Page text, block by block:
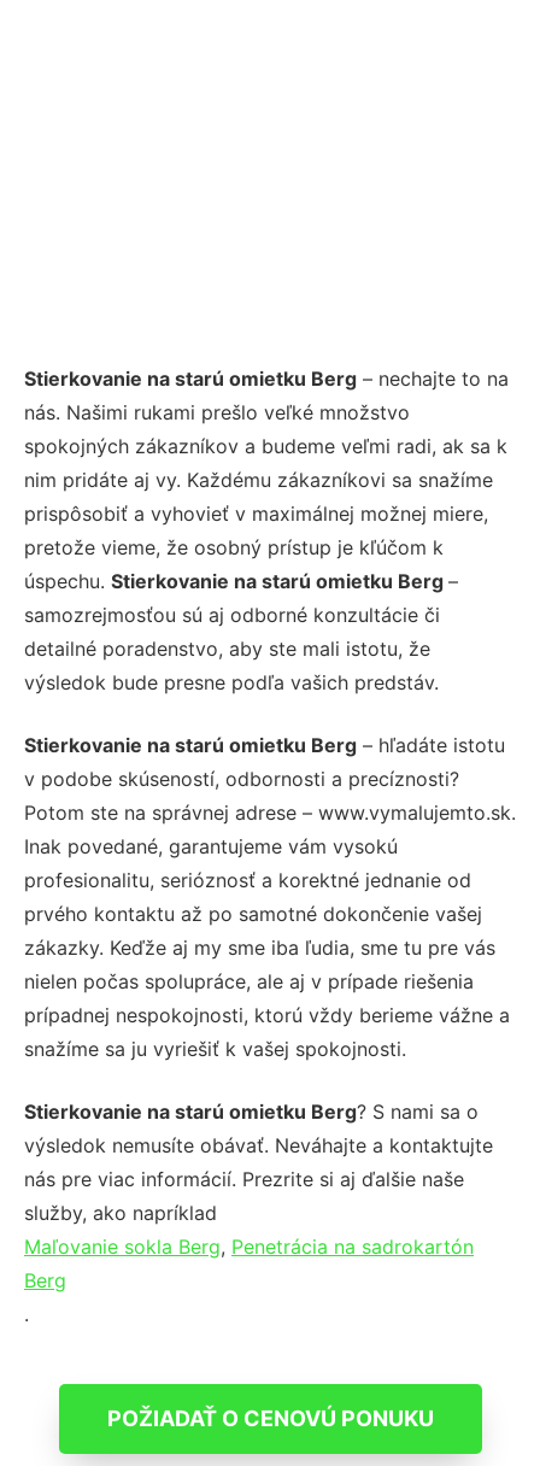
Stierkovanie na starú omietku Berg – nechajte to na
nás. Našimi rukami prešlo veľké množstvo
spokojných zákazníkov a budeme veľmi radi, ak sa k
nim pridáte aj vy. Každému zákazníkovi sa snažíme
prispôsobiť a vyhovieť v maximálnej možnej miere,
pretože vieme, že osobný prístup je kľúčom k
úspechu. Stierkovanie na starú omietku Berg –
samozrejmosťou sú aj odborné konzultácie či
detailné poradenstvo, aby ste mali istotu, že
výsledok bude presne podľa vašich predstáv.
Stierkovanie na starú omietku Berg – hľadáte istotu
v podobe skúseností, odbornosti a precíznosti?
Potom ste na správnej adrese – www.vymalujemto.sk.
Inak povedané, garantujeme vám vysokú
profesionalitu, serióznosť a korektné jednanie od
prvého kontaktu až po samotné dokončenie vašej
zákazky. Keďže aj my sme iba ľudia, sme tu pre vás
nielen počas spolupráce, ale aj v prípade riešenia
prípadnej nespokojnosti, ktorú vždy berieme vážne a
snažíme sa ju vyriešiť k vašej spokojnosti.
Stierkovanie na starú omietku Berg? S nami sa o
výsledok nemusíte obávať. Neváhajte a kontaktujte
nás pre viac informácií. Prezrite si aj ďalšie naše
služby, ako napríklad
Maľovanie sokla Berg, Penetrácia na sadrokartón
Berg
.
POŽIADAŤ O CENOVÚ PONUKU